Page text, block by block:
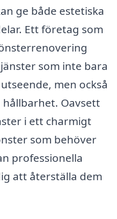
ge både estetiska
Ett företag som
som inte bara
men också
Oavsett
i ett charmigt
som behöver
professionella
att återställa dem